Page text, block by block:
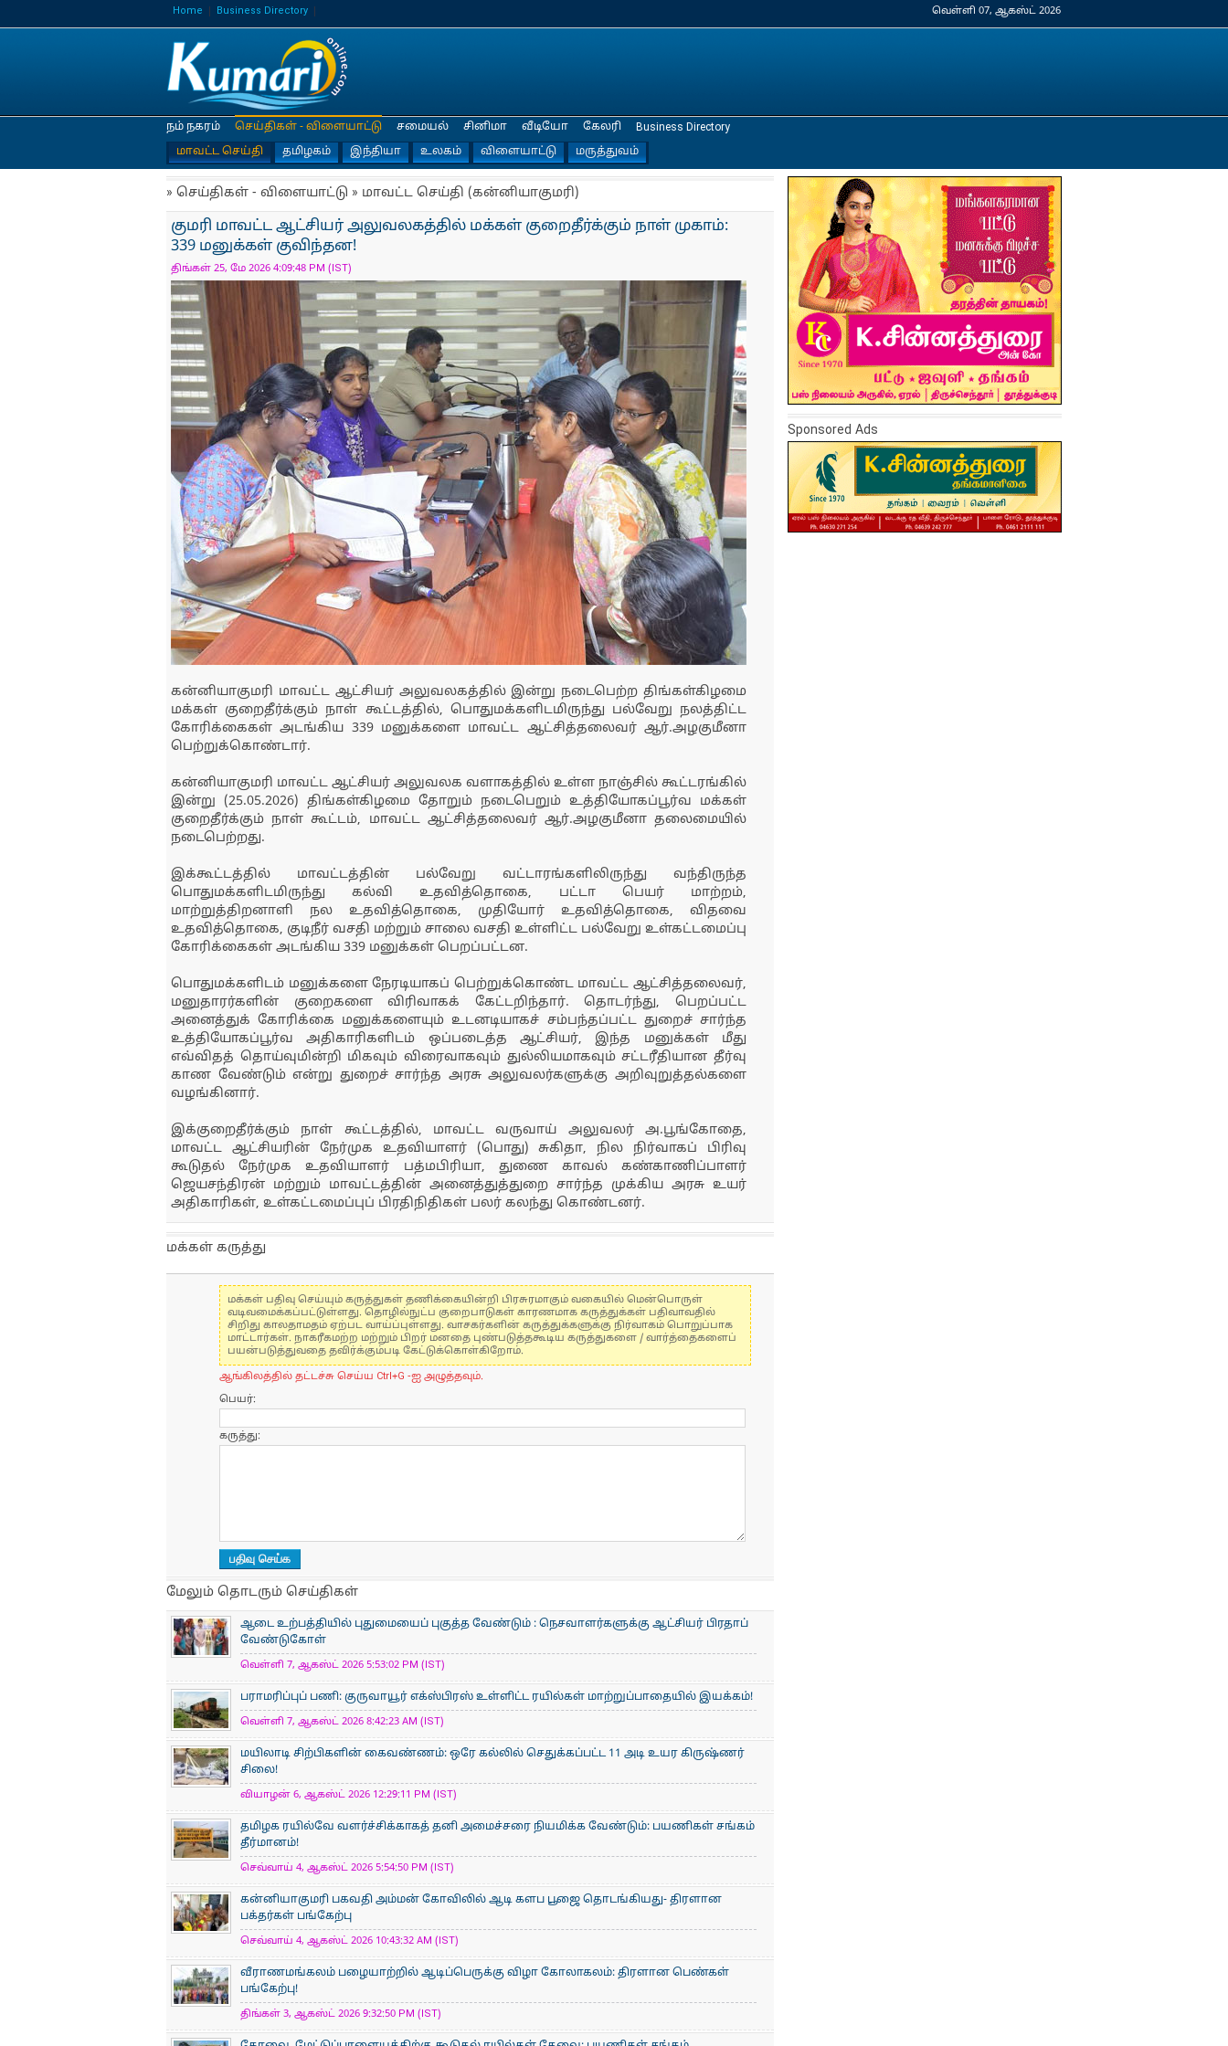
Home Business Directory வெள்ளி 07, ஆகஸ்ட் 2026
நம் நகரம்
செய்திகள் - விளையாட்டு
மாவட்ட செய்தி
தமிழகம் இந்தியா உலகம் விளையாட்டு மருத்துவம்
சமையல் சினிமா வீடியோ கேலரி Business Directory
» செய்திகள் - விளையாட்டு » மாவட்ட செய்தி (கன்னியாகுமரி)
குமரி மாவட்ட ஆட்சியர் அலுவலகத்தில் மக்கள் குறைதீர்க்கும் நாள் முகாம்:
339 மனுக்கள் குவிந்தன!
திங்கள் 25, மே 2026 4:09:48 PM (IST)
கன்னியாகுமரி மாவட்ட ஆட்சியர் அலுவலகத்தில் இன்று நடைபெற்ற திங்கள்கிழமை
மக்கள் குறைதீர்க்கும் நாள் கூட்டத்தில், பொதுமக்களிடமிருந்து பல்வேறு நலத்திட்ட
கோரிக்கைகள் அடங்கிய 339 மனுக்களை மாவட்ட ஆட்சித்தலைவர் ஆர்.அழகுமீனா
பெற்றுக்கொண்டார்.
கன்னியாகுமரி மாவட்ட ஆட்சியர் அலுவலக வளாகத்தில் உள்ள நாஞ்சில் கூட்டரங்கில்
இன்று (25.05.2026) திங்கள்கிழமை தோறும் நடைபெறும் உத்தியோகப்பூர்வ மக்கள்
குறைதீர்க்கும் நாள் கூட்டம், மாவட்ட ஆட்சித்தலைவர் ஆர்.அழகுமீனா தலைமையில்
நடைபெற்றது.
இக்கூட்டத்தில் மாவட்டத்தின் பல்வேறு வட்டாரங்களிலிருந்து வந்திருந்த
பொதுமக்களிடமிருந்து கல்வி உதவித்தொகை, பட்டா பெயர் மாற்றம்,
மாற்றுத்திறனாளி நல உதவித்தொகை, முதியோர் உதவித்தொகை, விதவை
உதவித்தொகை, குடிநீர் வசதி மற்றும் சாலை வசதி உள்ளிட்ட பல்வேறு உள்கட்டமைப்பு
கோரிக்கைகள் அடங்கிய 339 மனுக்கள் பெறப்பட்டன.
பொதுமக்களிடம் மனுக்களை நேரடியாகப் பெற்றுக்கொண்ட மாவட்ட ஆட்சித்தலைவர்,
மனுதாரர்களின் குறைகளை விரிவாகக் கேட்டறிந்தார். தொடர்ந்து, பெறப்பட்ட
அனைத்துக் கோரிக்கை மனுக்களையும் உடனடியாகச் சம்பந்தப்பட்ட துறைச் சார்ந்த
உத்தியோகப்பூர்வ அதிகாரிகளிடம் ஒப்படைத்த ஆட்சியர், இந்த மனுக்கள் மீது
எவ்விதத் தொய்வுமின்றி மிகவும் விரைவாகவும் துல்லியமாகவும் சட்டரீதியான தீர்வு
காண வேண்டும் என்று துறைச் சார்ந்த அரசு அலுவலர்களுக்கு அறிவுறுத்தல்களை
வழங்கினார்.
இக்குறைதீர்க்கும் நாள் கூட்டத்தில், மாவட்ட வருவாய் அலுவலர் அ.பூங்கோதை,
மாவட்ட ஆட்சியரின் நேர்முக உதவியாளர் (பொது) சுகிதா, நில நிர்வாகப் பிரிவு
கூடுதல் நேர்முக உதவியாளர் பத்மபிரியா, துணை காவல் கண்காணிப்பாளர்
ஜெயசந்திரன் மற்றும் மாவட்டத்தின் அனைத்துத்துறை சார்ந்த முக்கிய அரசு உயர்
அதிகாரிகள், உள்கட்டமைப்புப் பிரதிநிதிகள் பலர் கலந்து கொண்டனர்.
மக்கள் கருத்து
மக்கள் பதிவு செய்யும் கருத்துகள் தணிக்கையின்றி பிரசுரமாகும் வகையில் மென்பொருள்
வடிவமைக்கப்பட்டுள்ளது. தொழில்நுட்ப குறைபாடுகள் காரணமாக கருத்துக்கள் பதிவாவதில்
சிறிது காலதாமதம் ஏற்பட வாய்ப்புள்ளது. வாசகர்களின் கருத்துக்களுக்கு நிர்வாகம் பொறுப்பாக
மாட்டார்கள். நாகரீகமற்ற மற்றும் பிறர் மனதை புண்படுத்தகூடிய கருத்துகளை / வார்த்தைகளைப்
பயன்படுத்துவதை தவிர்க்கும்படி கேட்டுக்கொள்கிறோம்.
ஆங்கிலத்தில் தட்டச்சு செய்ய Ctrl+G -ஐ அழுத்தவும்.
பெயர்:
கருத்து:
மேலும் தொடரும் செய்திகள்
ஆடை உற்பத்தியில் புதுமையைப் புகுத்த வேண்டும் : நெசவாளர்களுக்கு ஆட்சியர் பிரதாப்
வேண்டுகோள்
வெள்ளி 7, ஆகஸ்ட் 2026 5:53:02 PM (IST)
பராமரிப்புப் பணி: குருவாயூர் எக்ஸ்பிரஸ் உள்ளிட்ட ரயில்கள் மாற்றுப்பாதையில் இயக்கம்!
வெள்ளி 7, ஆகஸ்ட் 2026 8:42:23 AM (IST)
மயிலாடி சிற்பிகளின் கைவண்ணம்: ஒரே கல்லில் செதுக்கப்பட்ட 11 அடி உயர கிருஷ்ணர்
சிலை!
வியாழன் 6, ஆகஸ்ட் 2026 12:29:11 PM (IST)
தமிழக ரயில்வே வளர்ச்சிக்காகத் தனி அமைச்சரை நியமிக்க வேண்டும்: பயணிகள் சங்கம்
தீர்மானம்!
செவ்வாய் 4, ஆகஸ்ட் 2026 5:54:50 PM (IST)
கன்னியாகுமரி பகவதி அம்மன் கோவிலில் ஆடி களப பூஜை தொடங்கியது- திரளான
பக்தர்கள் பங்கேற்பு
செவ்வாய் 4, ஆகஸ்ட் 2026 10:43:32 AM (IST)
வீராணமங்கலம் பழையாற்றில் ஆடிப்பெருக்கு விழா கோலாகலம்: திரளான பெண்கள்
பங்கேற்பு!
திங்கள் 3, ஆகஸ்ட் 2026 9:32:50 PM (IST)
Sponsored Ads